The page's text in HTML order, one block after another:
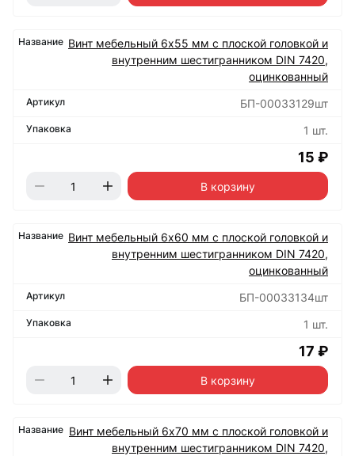
Винт мебельный 6х55 мм с плоской головкой и
внутренним шестигранником DIN 7420,
оцинкованный
БП-00033129шт
1 шт.
15 ₽
В корзину
Винт мебельный 6х60 мм с плоской головкой и
внутренним шестигранником DIN 7420,
оцинкованный
БП-00033134шт
1 шт.
17 ₽
В корзину
Винт мебельный 6х70 мм с плоской головкой и
внутренним шестигранником DIN 7420,